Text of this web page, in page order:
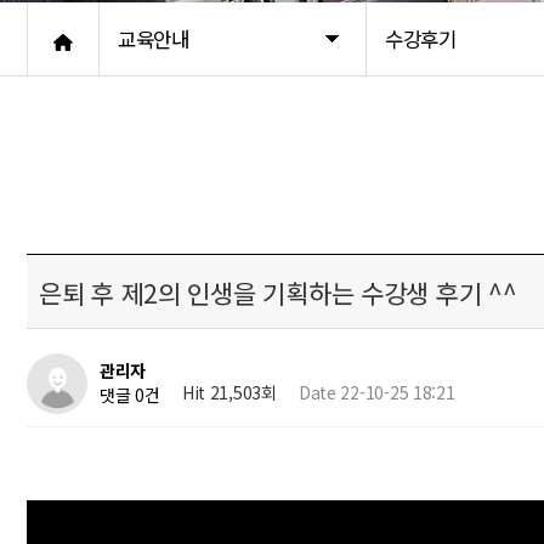
교육안내 수강후기
은퇴 후 제2의 인생을 기획하는 수강생 후기 ^^
관리자
댓글 0건
Hit 21,503회 Date 22-10-25 18:21